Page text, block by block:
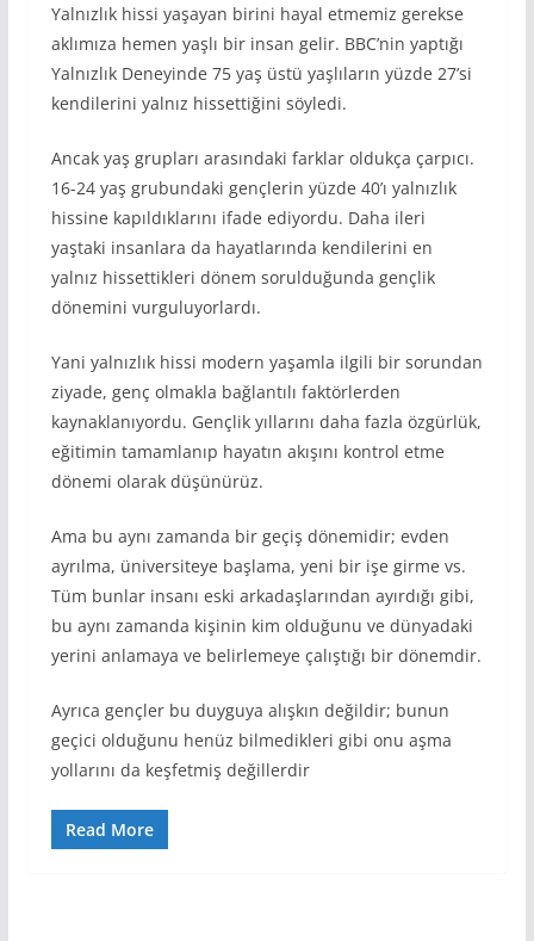
Yalnızlık hissi yaşayan birini hayal etmemiz gerekse
aklımıza hemen yaşlı bir insan gelir. BBC’nin yaptığı
Yalnızlık Deneyinde 75 yaş üstü yaşlıların yüzde 27’si
kendilerini yalnız hissettiğini söyledi.
Ancak yaş grupları arasındaki farklar oldukça çarpıcı.
16-24 yaş grubundaki gençlerin yüzde 40’ı yalnızlık
hissine kapıldıklarını ifade ediyordu. Daha ileri
yaştaki insanlara da hayatlarında kendilerini en
yalnız hissettikleri dönem sorulduğunda gençlik
dönemini vurguluyorlardı.
Yani yalnızlık hissi modern yaşamla ilgili bir sorundan
ziyade, genç olmakla bağlantılı faktörlerden
kaynaklanıyordu. Gençlik yıllarını daha fazla özgürlük,
eğitimin tamamlanıp hayatın akışını kontrol etme
dönemi olarak düşünürüz.
Ama bu aynı zamanda bir geçiş dönemidir; evden
ayrılma, üniversiteye başlama, yeni bir işe girme vs.
Tüm bunlar insanı eski arkadaşlarından ayırdığı gibi,
bu aynı zamanda kişinin kim olduğunu ve dünyadaki
yerini anlamaya ve belirlemeye çalıştığı bir dönemdir.
Ayrıca gençler bu duyguya alışkın değildir; bunun
geçici olduğunu henüz bilmedikleri gibi onu aşma
yollarını da keşfetmiş değillerdir
Read More